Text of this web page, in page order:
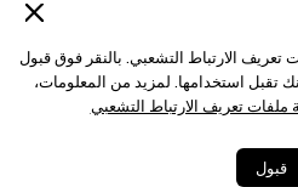
تعريف الارتباط التشعبي. بالنقر فوق قبول
تقبل استخدامها. لمزيد من المعلومات،
ملفات تعريف الارتباط التشعبي
قبول
‎©2026 Huawei